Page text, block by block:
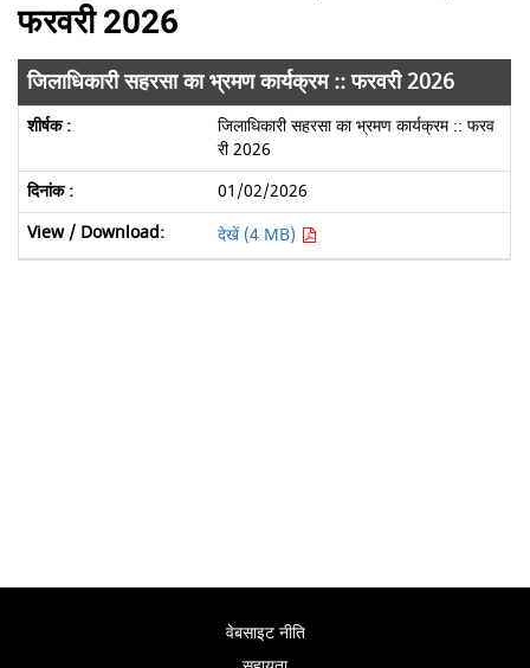
फरवरी 2026
जिलाधिकारी सहरसा का भ्रमण कार्यक्रम :: फरवरी 2026
जिलाधिकारी सहरसा का भ्रमण कार्यक्रम :: फरव
री 2026
01/02/2026
देखें (4 MB)
वेबसाइट नीति